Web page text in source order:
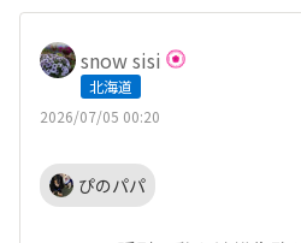
snow sisi
北海道
2026/07/05 00:20
ぴのパパ